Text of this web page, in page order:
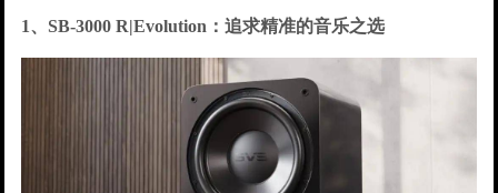
1、SB-3000 R|Evolution：追求精准的音乐之选